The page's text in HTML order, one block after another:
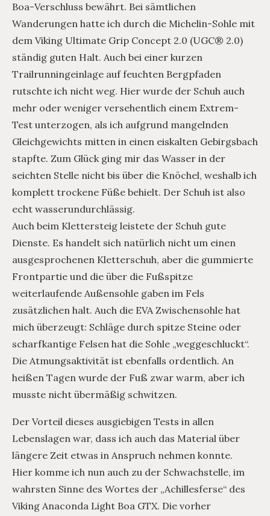
Boa-Verschluss bewährt. Bei sämtlichen
Wanderungen hatte ich durch die Michelin-Sohle mit
dem Viking Ultimate Grip Concept 2.0 (UGC® 2.0)
ständig guten Halt. Auch bei einer kurzen
Trailrunningeinlage auf feuchten Bergpfaden
rutschte ich nicht weg. Hier wurde der Schuh auch
mehr oder weniger versehentlich einem Extrem-
Test unterzogen, als ich aufgrund mangelnden
Gleichgewichts mitten in einen eiskalten Gebirgsbach
stapfte. Zum Glück ging mir das Wasser in der
seichten Stelle nicht bis über die Knöchel, weshalb ich
komplett trockene Füße behielt. Der Schuh ist also
echt wasserundurchlässig.
Auch beim Klettersteig leistete der Schuh gute
Dienste. Es handelt sich natürlich nicht um einen
ausgesprochenen Kletterschuh, aber die gummierte
Frontpartie und die über die Fußspitze
weiterlaufende Außensohle gaben im Fels
zusätzlichen halt. Auch die EVA Zwischensohle hat
mich überzeugt: Schläge durch spitze Steine oder
scharfkantige Felsen hat die Sohle „weggeschluckt“.
Die Atmungsaktivität ist ebenfalls ordentlich. An
heißen Tagen wurde der Fuß zwar warm, aber ich
musste nicht übermäßig schwitzen.
Der Vorteil dieses ausgiebigen Tests in allen
Lebenslagen war, dass ich auch das Material über
längere Zeit etwas in Anspruch nehmen konnte.
Hier komme ich nun auch zu der Schwachstelle, im
wahrsten Sinne des Wortes der „Achillesferse“ des
Viking Anaconda Light Boa GTX. Die vorher